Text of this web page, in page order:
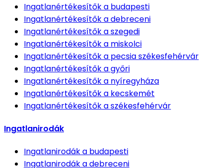
Ingatlanértékesítőka budapesti
Ingatlanértékesítőka debreceni
Ingatlanértékesítőka szegedi
Ingatlanértékesítőka miskolci
Ingatlanértékesítőka pecsia székesfehérvár
Ingatlanértékesítőka győri
Ingatlanértékesítőka nyíregyháza
Ingatlanértékesítőka kecskemét
Ingatlanértékesítőka székesfehérvár
Ingatlanirodák
Ingatlanirodáka budapesti
Ingatlanirodáka debreceni